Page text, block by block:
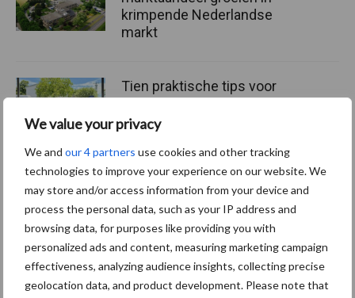
We value your privacy
We and our 4 partners use cookies and other tracking
technologies to improve your experience on our website. We
may store and/or access information from your device and
process the personal data, such as your IP address and
browsing data, for purposes like providing you with
personalized ads and content, measuring marketing campaign
effectiveness, analyzing audience insights, collecting precise
geolocation data, and product development. Please note that
krimpende Nederlandse
markt
Tien praktische tips voor
“Vraag naar praktische
hygieneoplossingen is in
Polen groter dan ooit”